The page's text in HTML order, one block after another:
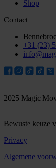
Shop
Contact
+31 (23)
2025 Magic
Bewuste keuze
Privacy
Algemene